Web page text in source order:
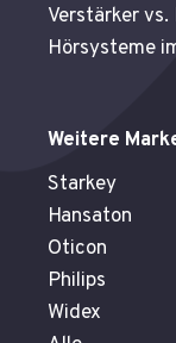
Verstärker
Hörsysteme
Weitere
Starkey
Hansaton
Oticon
Philips
Widex